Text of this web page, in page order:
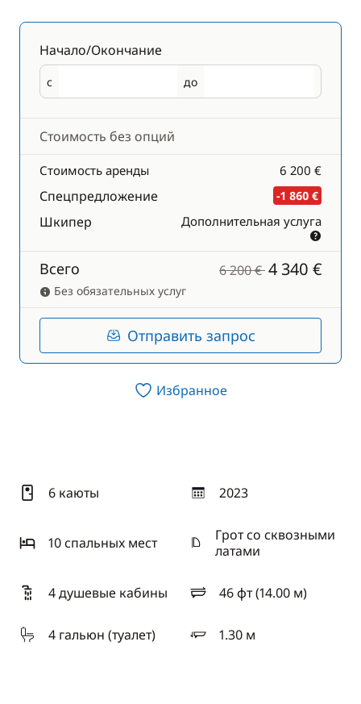
Начало/Окончание
с
Начало до
Окончание
Стоимость без опций
Стоимость аренды 6 200 €
Спецпредложение -1 860 €
Шкипер Дополнительная услуга
Всего 6 200 €4 340 €
Без обязательных услуг
Отправить запрос
Избранное
6 каюты 2023
год
10 спальныx мест
Грот со сквозными
латами
4 душевые кабины 46 фт (14.00 м)
длина
4 гальюн (туалет)
1.30 м
осадка